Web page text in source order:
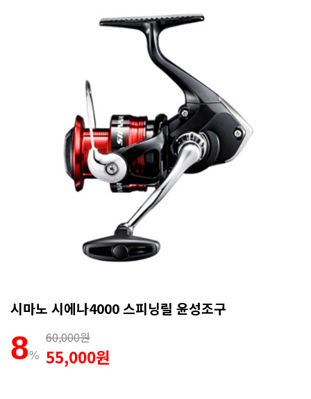
시마노 시에나4000 스피닝릴 윤성조구
8%
60,000원
55,000원